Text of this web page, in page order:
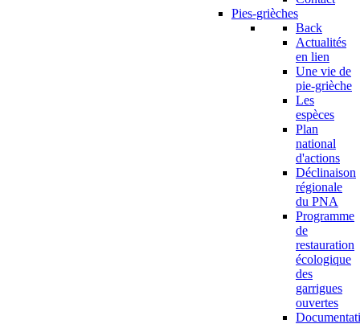
Pies-grièches
Back
Actualités
en lien
Une vie de
pie-grièche
Les
espèces
Plan
national
d'actions
Déclinaison
régionale
du PNA
Programme
de
restauration
écologique
des
garrigues
ouvertes